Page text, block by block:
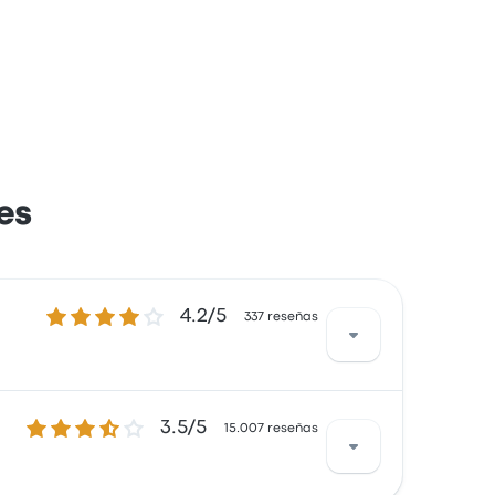
4.2 sobre 5 estrellas
4.2/5 337 reseñas
quedaron especialmente satisfechos
para este viaje cuestan como mínimo
3.5 sobre 5 estrellas
3.5/5 15.007 reseñas